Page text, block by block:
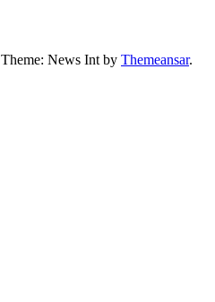
Theme: News Int by Themeansar.